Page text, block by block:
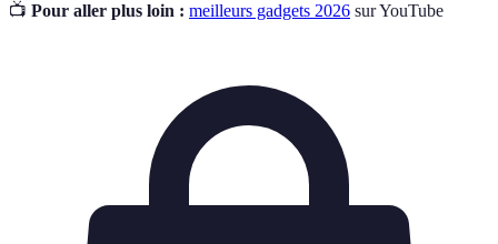
📺 Pour aller plus loin : meilleurs gadgets 2026 sur YouTube